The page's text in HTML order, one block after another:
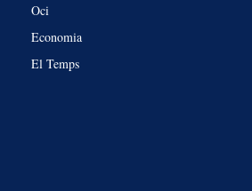
Oci
Economia
El Temps